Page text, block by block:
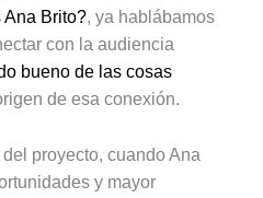
Ana Brito?, ya hablábamos
con la audiencia
bueno de las cosas
de esa conexión.
proyecto, cuando Ana
y mayor